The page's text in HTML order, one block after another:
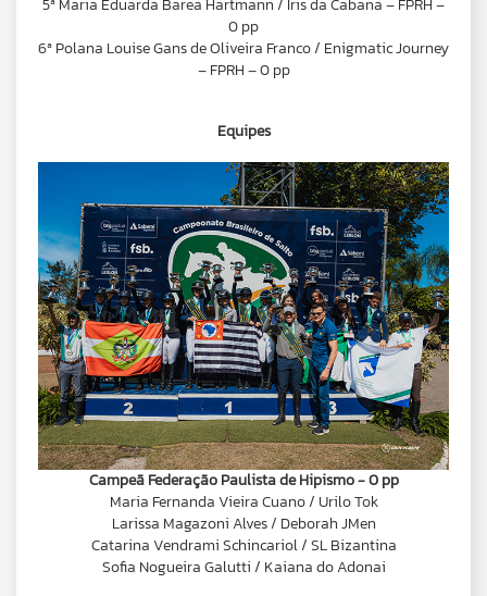
0 pp
6ª Polana Louise Gans de Oliveira Franco / Enigmatic Journey
– FPRH – 0 pp
Equipes
Campeã Federação Paulista de Hipismo - 0 pp
Maria Fernanda Vieira Cuano / Urilo Tok
Larissa Magazoni Alves / Deborah JMen
Catarina Vendrami Schincariol / SL Bizantina
Sofia Nogueira Galutti / Kaiana do Adonai